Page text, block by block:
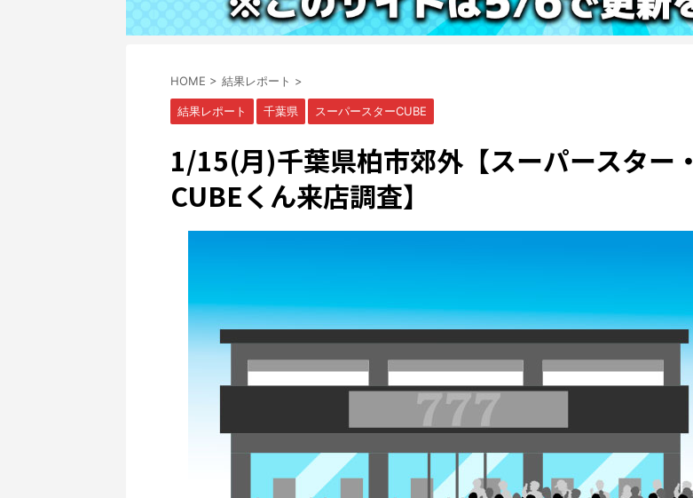
HOME > 結果レポート >
結果レポート 千葉県 スーパースターCUBE
1/15(月)千葉県柏市郊外【スーパースター・
CUBEくん来店調査】